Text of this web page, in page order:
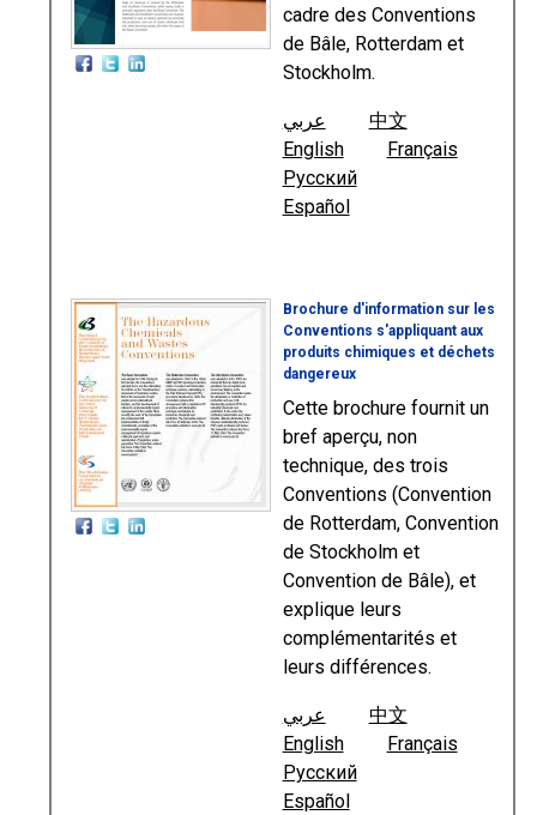
cadre des Conventions
de Bâle, Rotterdam et
Stockholm.
عربي
中文
English
Français
Русский
Español
Brochure d'information sur les
Conventions s'appliquant aux
produits chimiques et déchets
dangereux
Cette brochure fournit un
bref aperçu, non
technique, des trois
Conventions (Convention
de Rotterdam, Convention
de Stockholm et
Convention de Bâle), et
explique leurs
complémentarités et
leurs différences.
عربي
中文
English
Français
Русский
Español